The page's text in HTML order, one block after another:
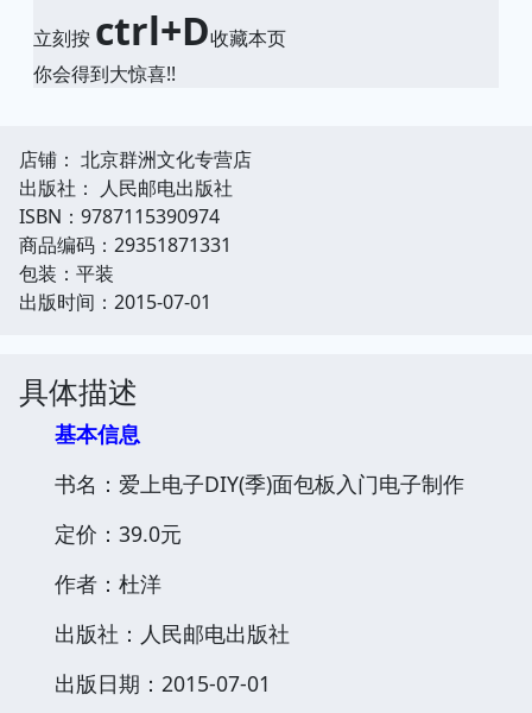
立刻按 ctrl+D收藏本页
你会得到大惊喜!!
店铺： 北京群洲文化专营店
出版社： 人民邮电出版社
ISBN：9787115390974
商品编码：29351871331
包装：平装
出版时间：2015-07-01
具体描述
基本信息
书名：爱上电子DIY(季)面包板入门电子制作
定价：39.0元
作者：杜洋
出版社：人民邮电出版社
出版日期：2015-07-01